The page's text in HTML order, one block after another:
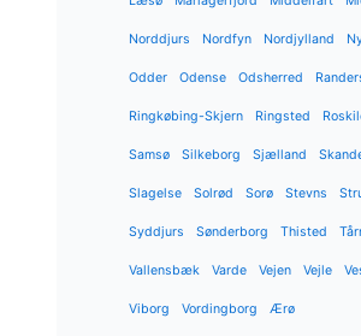
Norddjurs Nordfyn Nordjylland
Odder Odense Odsherred
Ringkøbing-Skjern Ringsted
Samsø Silkeborg Sjælland
Slagelse Solrød Sorø Stevns
Syddjurs Sønderborg Thisted
Vallensbæk Varde Vejen Vejle
Viborg Vordingborg Ærø